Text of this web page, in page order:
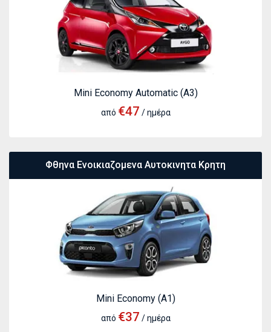
Mini Economy Automatic (A3)
από €47 / ημέρα
Φθηνα Ενοικιαζομενα Αυτοκινητα Κρητη
Mini Economy (A1)
από €37 / ημέρα